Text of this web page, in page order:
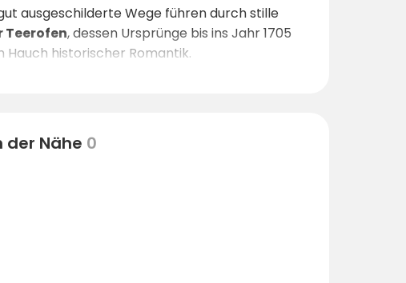
ausgeschilderte Wege führen durch stille
Teerofen, dessen Ursprünge bis ins Jahr 1705
historischer Romantik.
Nähe 0